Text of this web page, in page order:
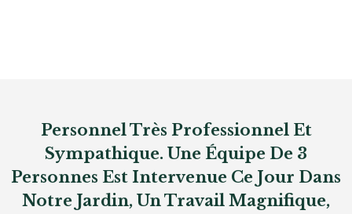
Personnel Très Professionnel Et
Sympathique. Une Équipe De 3
Personnes Est Intervenue Ce Jour Dans
Notre Jardin, Un Travail Magnifique,